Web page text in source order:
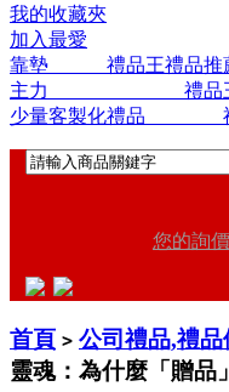
我的收藏夾
加入最愛
靠墊 禮品王禮品推
主力 禮品王禮
少量客製化禮品 禮
您的詢
首頁 > 公司禮品,禮
靈魂：為什麼「贈品